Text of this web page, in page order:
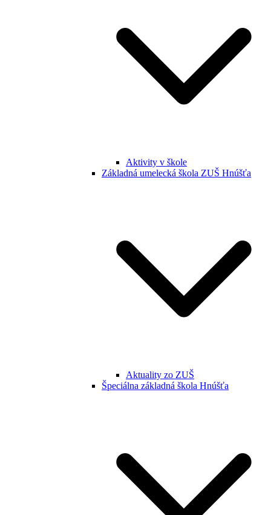
Aktivity v škole
Základná umelecká škola ZUŠ Hnúšťa
Aktuality zo ZUŠ
Špeciálna základná škola Hnúšťa